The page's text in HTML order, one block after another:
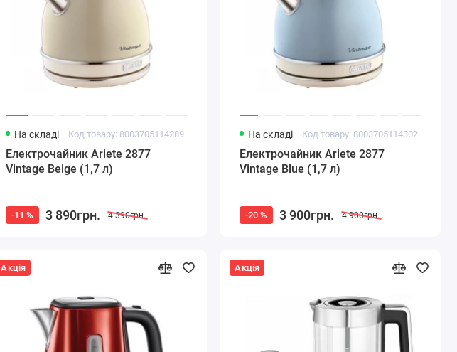
На складі Код товару: 8003705114289
Електрочайник Ariete 2877
Vintage Beige (1,7 л)
-11 % 3 890грн. 4 390грн.
На складі Код товару: 8003705114302
Електрочайник Ariete 2877
Vintage Blue (1,7 л)
-20 % 3 900грн. 4 900грн.
Акція Акція